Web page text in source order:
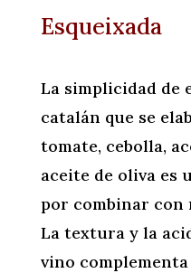
Esqueixada
La simplicidad de
catalán que se
tomate, cebolla,
aceite de oliva es
por combinar con
La textura y la
vino